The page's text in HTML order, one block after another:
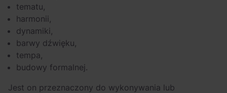
tematu,
harmonii,
dynamiki,
barwy dźwięku,
tempa,
budowy formalnej.
Jest on przeznaczony do wykonywania lub